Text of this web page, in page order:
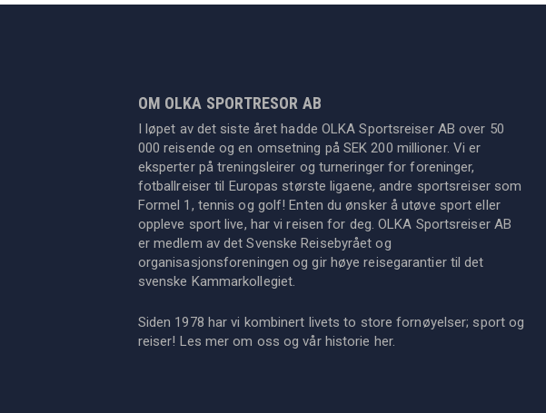
OM OLKA SPORTRESOR AB
I løpet av det siste året hadde OLKA Sportsreiser AB over 50
000 reisende og en omsetning på SEK 200 millioner. Vi er
eksperter på treningsleirer og turneringer for foreninger,
fotballreiser til Europas største ligaene, andre sportsreiser som
Formel 1, tennis og golf! Enten du ønsker å utøve sport eller
oppleve sport live, har vi reisen for deg. OLKA Sportsreiser AB
er medlem av det Svenske Reisebyrået og
organisasjonsforeningen og gir høye reisegarantier til det
svenske Kammarkollegiet.
Siden 1978 har vi kombinert livets to store fornøyelser; sport og
reiser! Les mer om oss og vår historie her.